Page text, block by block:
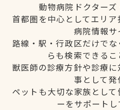
動物病院ドクターズ
首都圏を中心としてエリ
病院情報サ
路線・駅・行政区だけで
らも検索できるこ
獣医師の診療方針や診療
事として発
ペットも大切な家族とし
ーをサポートし